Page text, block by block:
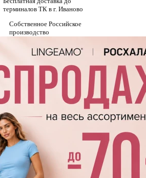
терминалов ТК в г. Иваново
Собственное Российское
производство